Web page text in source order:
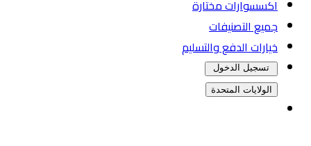
اكسسوارات مختارة
جميع التصنيفات
خيارات الدفع والتسليم
تسجيل الدخول
الولايات المتحدة